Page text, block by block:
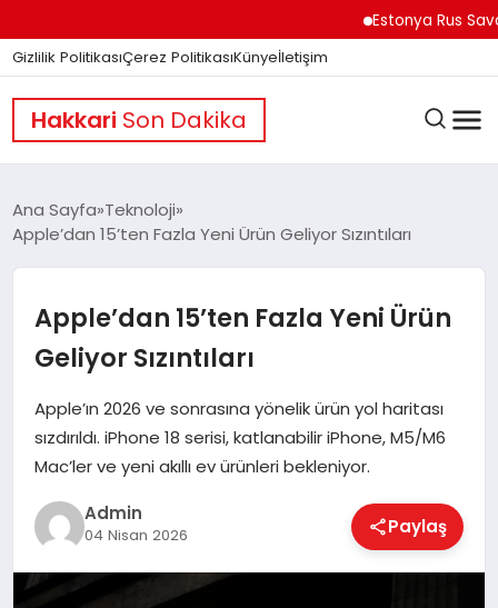
Estonya Rus
Gizlilik PolitikasıÇerez PolitikasıKünyeİletişim
Hakkari Son Dakika
GÜNDEM
DÜNYA
EĞITIM
EKONOMI
MAGAZIN
Ana Sayfa Teknoloji
Apple’dan 15’ten Fazla Yeni Ürün Geliyor Sızıntıları
Apple’dan 15’ten Fazla Yeni Ürün
Geliyor Sızıntıları
Apple’ın 2026 ve sonrasına yönelik ürün yol haritası
sızdırıldı. iPhone 18 serisi, katlanabilir iPhone, M5/M6
Mac’ler ve yeni akıllı ev ürünleri bekleniyor.
Admin
04 Nisan 2026 Paylaş